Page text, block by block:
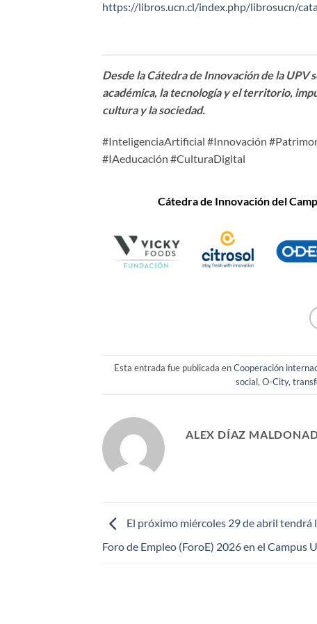
https://libros.ucn.cl/index.php/librosucn/
Desde la Cátedra de Innovación de la
académica, la tecnología y el territorio,
cultura y la sociedad.
#InteligenciaArtificial #Innovación
#IAeducación #CulturaDigital
Cátedra de Innovacióndel
Esta entrada fue publicada enCooperación
social,O-City,
ALEX DÍAZ
El próximo miércoles 29 de abril tendrá
Foro de Empleo (ForoE) 2026 en el Campus